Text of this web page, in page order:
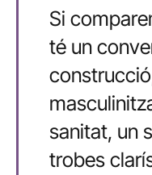
Si
té un
sanitat, un
trobes